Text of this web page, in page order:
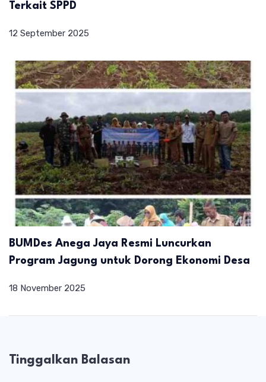
Terkait SPPD
12 September 2025
BUMDes Anega Jaya Resmi Luncurkan
Program Jagung untuk Dorong Ekonomi Desa
18 November 2025
Tinggalkan Balasan